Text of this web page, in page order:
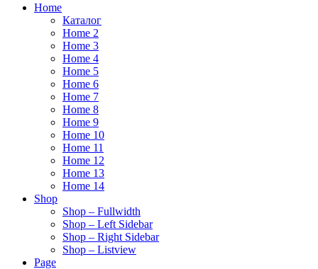
Home
Каталог
Home 2
Home 3
Home 4
Home 5
Home 6
Home 7
Home 8
Home 9
Home 10
Home 11
Home 12
Home 13
Home 14
Shop
Shop – Fullwidth
Shop – Left Sidebar
Shop – Right Sidebar
Shop – Listview
Page